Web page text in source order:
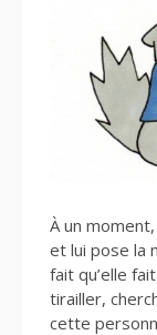
À un
et lui pose la
fait qu’elle
tirailler,
cette